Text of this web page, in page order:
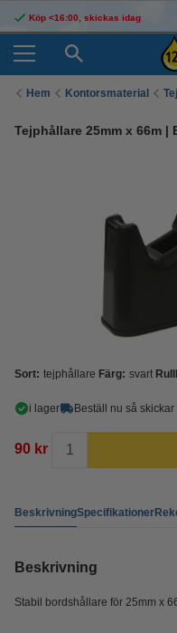
Köp <16:00, skickas idag
Hem Kontorsmaterial
Tejphållare 25mm x 66m |
Sort: tejphållare Färg: svart
i lager Beställ nu så
90 kr
BeskrivningSpecifikationer
Beskrivning
Stabil bordshållare för 25mm x